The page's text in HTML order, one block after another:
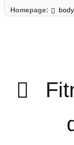
Homepage: